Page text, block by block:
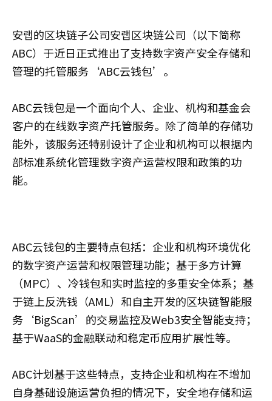
安랩的区块链子公司安랩区块链公司（以下简称
ABC）于近日正式推出了支持数字资产安全存储和
管理的托管服务‘ABC云钱包’。
ABC云钱包是一个面向个人、企业、机构和基金会
客户的在线数字资产托管服务。除了简单的存储功
能外，该服务还特别设计了企业和机构可以根据内
部标准系统化管理数字资产运营权限和政策的功
能。
ABC云钱包的主要特点包括：企业和机构环境优化
的数字资产运营和权限管理功能；基于多方计算
（MPC）、冷钱包和实时监控的多重安全体系；基
于链上反洗钱（AML）和自主开发的区块链智能服
务‘BigScan’的交易监控及Web3安全智能支持；
基于WaaS的金融联动和稳定币应用扩展性等。
ABC计划基于这些特点，支持企业和机构在不增加
自身基础设施运营负担的情况下，安全地存储和运